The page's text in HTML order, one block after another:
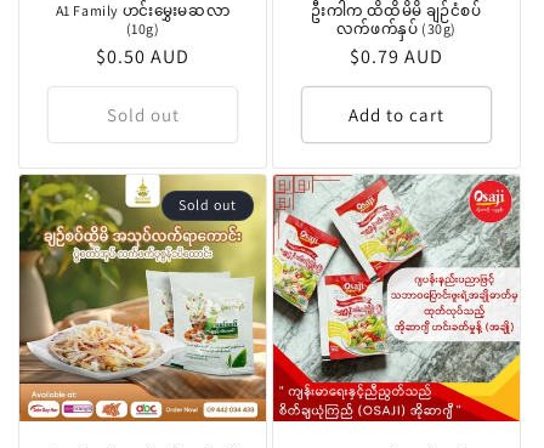
A1 Family ဟင်းမွှေးမဆလာ
(10g)
Regular
price
$0.50 AUD
Sold out
ဦးကါက ထိထိမိမိ ချဉ်ငံစပ်
လက်ဖက်နှပ် (30g)
Regular
price
$0.79 AUD
Add to cart
Sold out